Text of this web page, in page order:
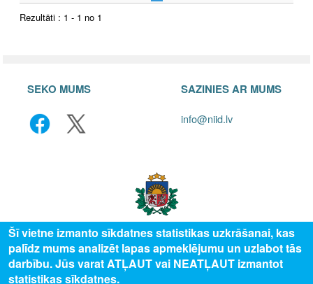
Rezultāti : 1 - 1 no 1
SEKO MUMS SAZINIES AR MUMS
info@niid.lv
© 2025 Valsts izglītības attīstības aģentūra, publicētā satura visas tiesības
Šī vietne izmanto sīkdatnes statistikas uzkrāšanai, kas
palīdz mums analizēt lapas apmeklējumu un uzlabot tās
darbību. Jūs varat ATĻAUT vai NEATĻAUT izmantot
statistikas sīkdatnes.